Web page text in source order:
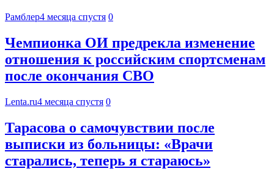
Рамблер4 месяца спустя 0
Чемпионка ОИ предрекла изменение
отношения к российским спортсменам
после окончания СВО
Lenta.ru4 месяца спустя 0
Тарасова о самочувствии после
выписки из больницы: «Врачи
старались, теперь я стараюсь»